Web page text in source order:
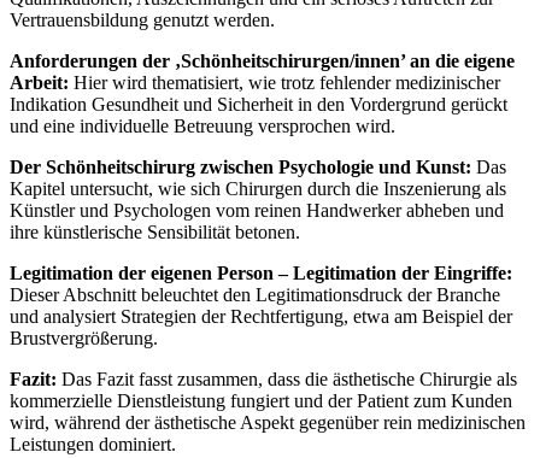
Vertrauensbildung genutzt werden.
Anforderungen der ‚Schönheitschirurgen/innen’ an die eigene
Arbeit: Hier wird thematisiert, wie trotz fehlender medizinischer
Indikation Gesundheit und Sicherheit in den Vordergrund gerückt
und eine individuelle Betreuung versprochen wird.
Der Schönheitschirurg zwischen Psychologie und Kunst: Das
Kapitel untersucht, wie sich Chirurgen durch die Inszenierung als
Künstler und Psychologen vom reinen Handwerker abheben und
ihre künstlerische Sensibilität betonen.
Legitimation der eigenen Person – Legitimation der Eingriffe:
Dieser Abschnitt beleuchtet den Legitimationsdruck der Branche
und analysiert Strategien der Rechtfertigung, etwa am Beispiel der
Brustvergrößerung.
Fazit: Das Fazit fasst zusammen, dass die ästhetische Chirurgie als
kommerzielle Dienstleistung fungiert und der Patient zum Kunden
wird, während der ästhetische Aspekt gegenüber rein medizinischen
Leistungen dominiert.